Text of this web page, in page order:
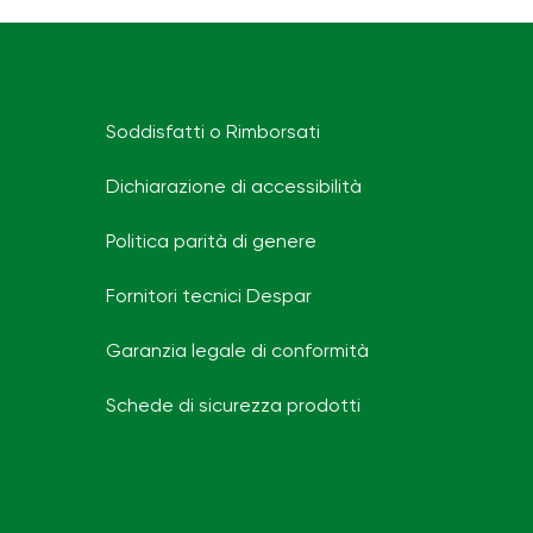
Soddisfatti o Rimborsati
Dichiarazione di accessibilità
Politica parità di genere
Fornitori tecnici Despar
Garanzia legale di conformità
Schede di sicurezza prodotti